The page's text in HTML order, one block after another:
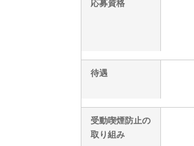
応募資格
待遇
受動喫煙防止の
取り組み